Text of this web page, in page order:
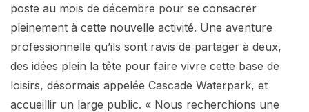
poste au mois de décembre pour se consacrer
pleinement à cette nouvelle activité. Une aventure
professionnelle qu’ils sont ravis de partager à deux,
des idées plein la tête pour faire vivre cette base de
loisirs, désormais appelée Cascade Waterpark, et
accueillir un large public. « Nous recherchions une